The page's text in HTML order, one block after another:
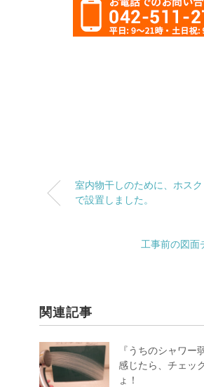
室内物干しのために、ホス
で設置しました。
工事前の図面
関連記事
『うちのシャワー
感じたら、チェッ
ょ！